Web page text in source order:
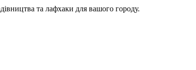
та лафхаки для вашого городу.